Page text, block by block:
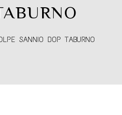
SANNIO DOP TABURNO